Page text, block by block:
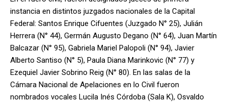
instancia en distintos juzgados nacionales de la Capital
Federal: Santos Enrique Cifuentes (Juzgado N° 25), Julián
Herrera (N° 44), Germán Augusto Degano (N° 64), Juan Martín
Balcazar (N° 95), Gabriela Mariel Palopoli (N° 94), Javier
Alberto Santiso (N° 5), Paula Diana Marinkovic (N° 77) y
Ezequiel Javier Sobrino Reig (N° 80). En las salas de la
Cámara Nacional de Apelaciones en lo Civil fueron
nombrados vocales Lucila Inés Córdoba (Sala K), Osvaldo